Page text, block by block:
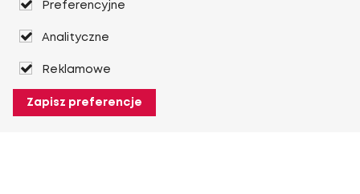
Preferencyjne
Analityczne
Reklamowe
Zapisz preferencje